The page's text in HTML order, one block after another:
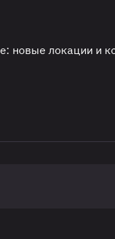
новые локации и